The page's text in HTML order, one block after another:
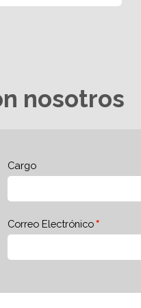
nosotros
Cargo
Correo Electrónico